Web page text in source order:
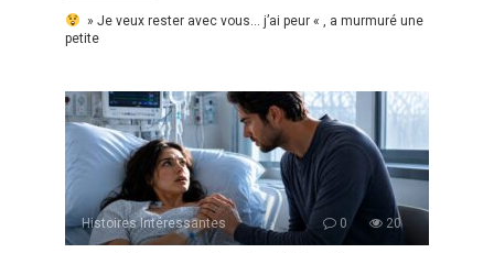
» Je veux rester avec vous… j’ai peur « , a murmuré une
petite
Histoires Intéressantes 0 20